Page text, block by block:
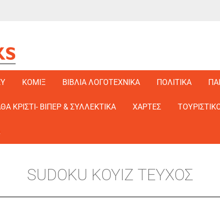
ΚΟΜΙΞ ΒΙΒΛΙΑ ΛΟΓΟΤΕΧΝΙΚΑ ΠΟΛΙΤΙΚΑ
ΚΡΙΣΤΙ- ΒΙΠΕΡ & ΣΥΛΛΕΚΤΙΚΑ ΧΑΡΤΕΣ
SUDOKU KOYIZ ΤΕΥΧΟΣ